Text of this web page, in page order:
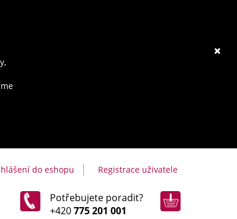
×
do eshopu Registrace uživatele
Potřebujete poradit?
+420775 201 001